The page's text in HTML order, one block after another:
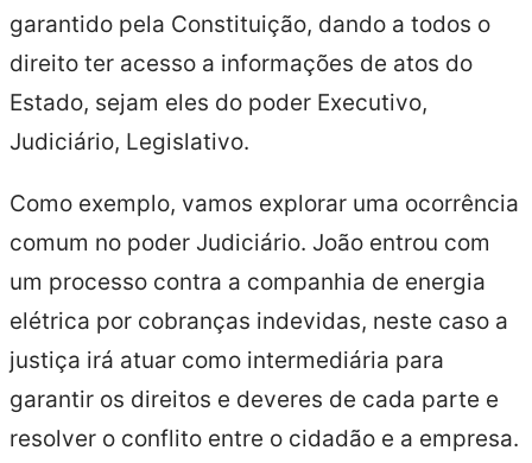
garantido pela Constituição, dando a todos o
direito ter acesso a informações de atos do
Estado, sejam eles do poder Executivo,
Judiciário, Legislativo.
Como exemplo, vamos explorar uma ocorrência
comum no poder Judiciário. João entrou com
um processo contra a companhia de energia
elétrica por cobranças indevidas, neste caso a
justiça irá atuar como intermediária para
garantir os direitos e deveres de cada parte e
resolver o conflito entre o cidadão e a empresa.